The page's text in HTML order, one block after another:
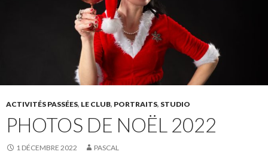
ACTIVITÉS PASSÉES, LE CLUB, PORTRAITS, STUDIO
PHOTOS DE NOËL 2022
1 DÉCEMBRE 2022 PASCAL